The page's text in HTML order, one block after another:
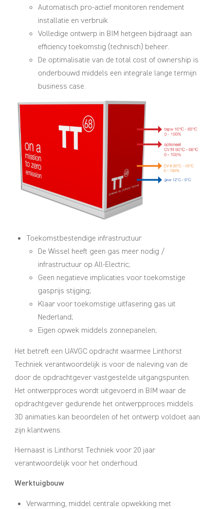
Automatisch pro-actief monitoren rendement
installatie en verbruik
Volledige ontwerp in BIM hetgeen bijdraagt aan
efficiency toekomstig (technisch) beheer.
De optimalisatie van de total cost of ownership is
onderbouwd middels een integrale lange termijn
business case.
Toekomstbestendige infrastructuur
De Wissel heeft geen gas meer nodig /
infrastructuur op All-Electric;
Geen negatieve implicaties voor toekomstige
gasprijs stijging;
Klaar voor toekomstige uitfasering gas uit
Nederland;
Eigen opwek middels zonnepanelen;
Het betreft een UAVGC opdracht waarmee Linthorst
Techniek verantwoordelijk is voor de naleving van de
door de opdrachtgever vastgestelde uitgangspunten.
Het ontwerpproces wordt uitgevoerd in BIM waar de
opdrachtgever gedurende het ontwerpproces middels
3D animaties kan beoordelen of het ontwerp voldoet aan
zijn klantwens.
Hiernaast is Linthorst Techniek voor 20 jaar
verantwoordelijk voor het onderhoud.
Werktuigbouw
Verwarming, middel centrale opwekking met